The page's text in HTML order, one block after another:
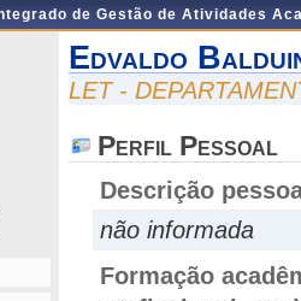
de Gestão de Atividades
Edvaldo
LET -
Perfil Pessoal
Descrição
não informada
Formação